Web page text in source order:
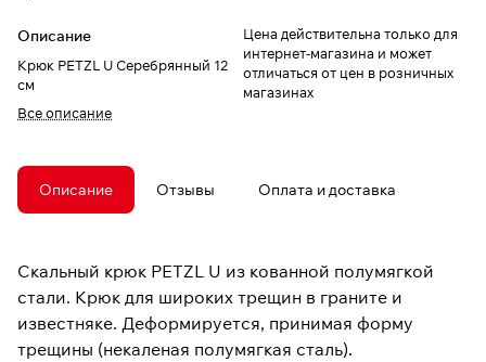
Описание
Крюк PETZL U Серебрянный 12
см
Все описание
Цена действительна только для
интернет-магазина и может
отличаться от цен в розничных
магазинах
Описание Отзывы Оплата и доставка
Скальный крюк PETZL U из кованной полумягкой
стали. Крюк для широких трещин в граните и
известняке. Деформируется, принимая форму
трещины (некаленая полумягкая сталь).